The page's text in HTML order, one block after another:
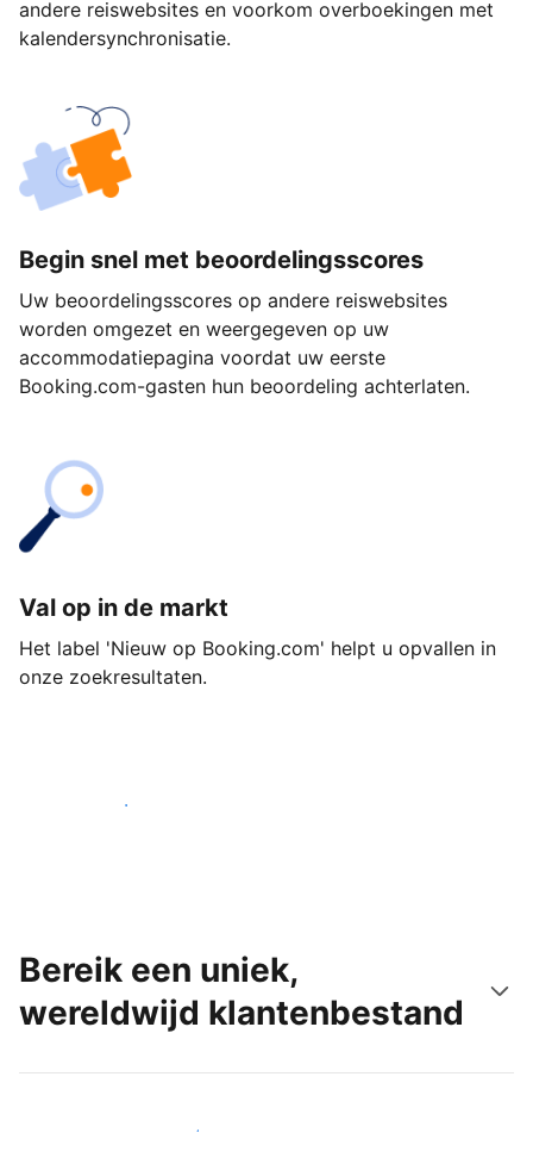
andere reiswebsites en voorkom overboekingen met
kalendersynchronisatie.
Begin snel met beoordelingsscores
Uw beoordelingsscores op andere reiswebsites
worden omgezet en weergegeven op uw
accommodatiepagina voordat uw eerste
Booking.com-gasten hun beoordeling achterlaten.
Val op in de markt
Het label 'Nieuw op Booking.com' helpt u opvallen in
onze zoekresultaten.
Begin vandaag nog
Bereik een uniek,
wereldwijd klantenbestand
Bereik vandaag nog nieuwe gasten